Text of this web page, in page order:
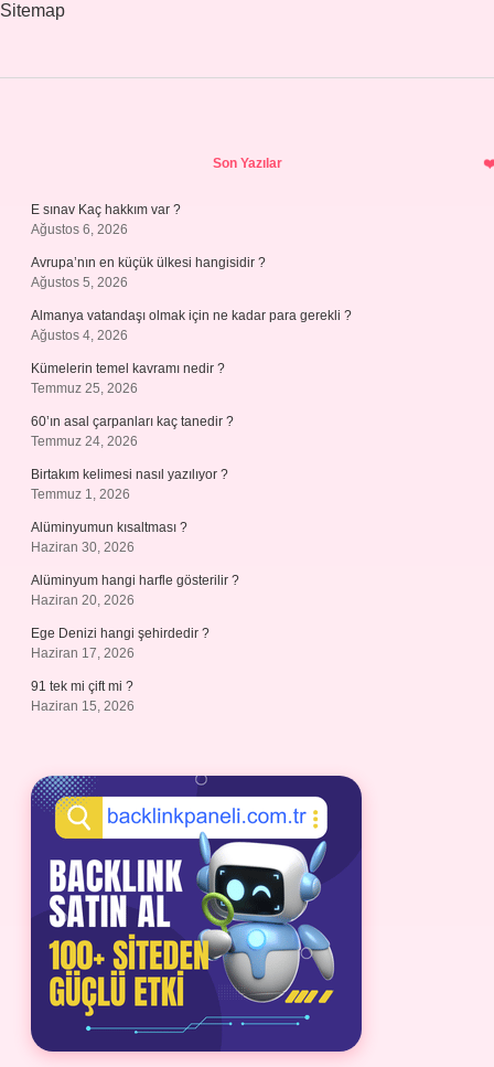
Sitemap
Son Yazılar
E sınav Kaç hakkım var ?
Ağustos 6, 2026
Avrupa’nın en küçük ülkesi hangisidir ?
Ağustos 5, 2026
Almanya vatandaşı olmak için ne kadar para gerekli ?
Ağustos 4, 2026
Kümelerin temel kavramı nedir ?
Temmuz 25, 2026
60’ın asal çarpanları kaç tanedir ?
Temmuz 24, 2026
Birtakım kelimesi nasıl yazılıyor ?
Temmuz 1, 2026
Alüminyumun kısaltması ?
Haziran 30, 2026
Alüminyum hangi harfle gösterilir ?
Haziran 20, 2026
Ege Denizi hangi şehirdedir ?
Haziran 17, 2026
91 tek mi çift mi ?
Haziran 15, 2026